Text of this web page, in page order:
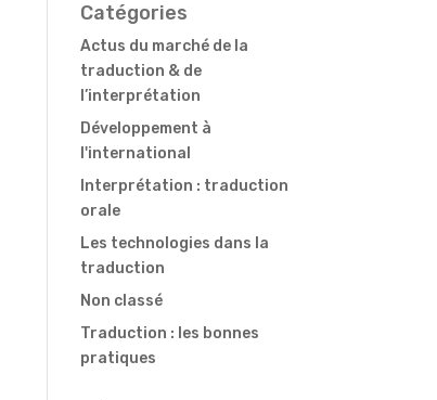
Catégories
Actus du marché de la
traduction & de
l’interprétation
Développement à
l'international
Interprétation : traduction
orale
Les technologies dans la
traduction
Non classé
Traduction : les bonnes
pratiques